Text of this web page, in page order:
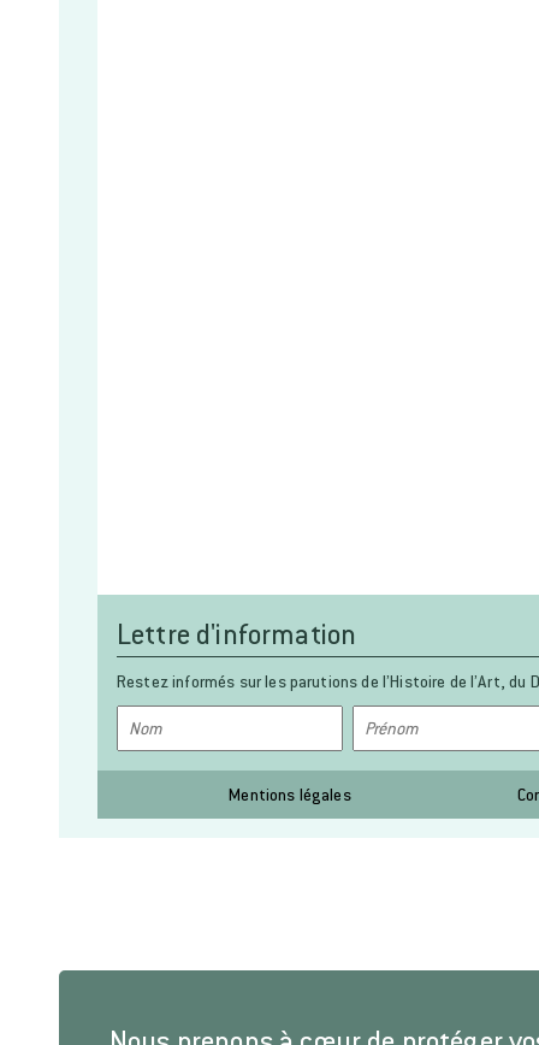
Lettre d'information
Restez informés sur les parutions de l’Histoire de l’Art, du
Mentions légales